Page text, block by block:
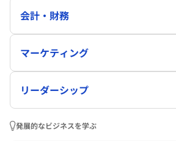
会計・財務
マーケティング
リーダーシップ
発展的なビジネスを学ぶ